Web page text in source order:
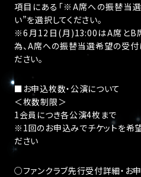
項目にある「※A席への振替当選
い”を選択してください。
※6月12日(月)13:00はA席とB
為、A席への振替当選希望の受付
ださい。
■お申込枚数・公演について
＜枚数制限＞
1会員につき各公演4枚まで
※1回のお申込みでチケットを希
ださい
○ファンクラブ先行受付詳細・お